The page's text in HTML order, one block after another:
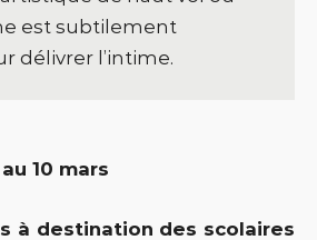
est subtilement
délivrer l’intime.
10 mars
à destination des scolaires